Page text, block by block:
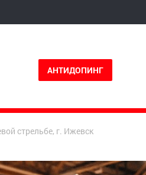
АНТИДОПИНГ
стрельбе, г. Ижевск